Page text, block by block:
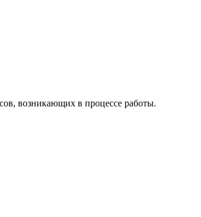
возникающих в процессе работы.